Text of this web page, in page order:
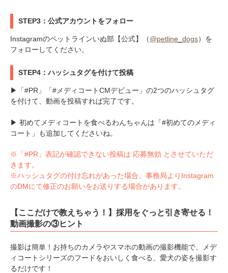
STEP3：公式アカウントをフォロー
Instagramのペットラインいぬ部【公式】（@petline_dogs）を
フォローしてください。
STEP4：ハッシュタグを付けて投稿
▶「#PR」「#メディコートCMデビュー」の2つのハッシュタグ
を付けて、動画を投稿すれば完了です。
▶ 初めてメディコートを食べるわんちゃんは「#初めてのメディ
コート」も追加してくださいね。
※「#PR」表記が確認できない投稿は 応募無効 とさせていただ
きます。
※ハッシュタグの付け忘れがあった場合、事務局よりInstagram
のDMにて修正のお願いをお送りする場合があります。
【ここだけで教えちゃう！】採用をぐっと引き寄せる！
動画撮影の③ヒント
撮影は簡単！お持ちのカメラやスマホの動画の撮影機能で、メデ
ィコートシリーズのフードをおいしく食べる、愛犬の姿を撮影す
るだけです！